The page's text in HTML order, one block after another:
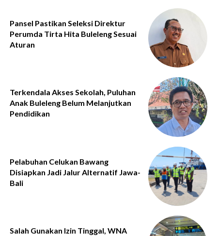
Pansel Pastikan Seleksi Direktur
Perumda Tirta Hita Buleleng Sesuai
Aturan
Terkendala Akses Sekolah, Puluhan
Anak Buleleng Belum Melanjutkan
Pendidikan
Pelabuhan Celukan Bawang
Disiapkan Jadi Jalur Alternatif Jawa-
Bali
Salah Gunakan Izin Tinggal, WNA